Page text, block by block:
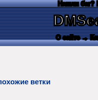
Нашли баг?
О сайте →
ветки